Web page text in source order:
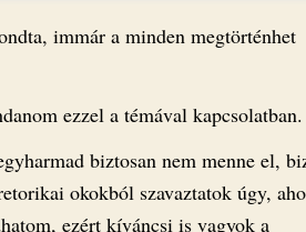
immár a minden megtörténhet
ezzel a témával kapcsolatban.
biztosan nem menne el,
okokból szavaztatok úgy,
ezért kíváncsi is vagyok a